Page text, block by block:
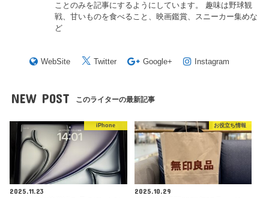
ことのみを記事にするようにしています。 趣味は野球観
戦、甘いものを食べること、映画鑑賞、スニーカー集めな
ど
WebSite Twitter Google+ Instagram
NEW POST このライターの最新記事
iPhone
2025.11.23
お役立ち情報
2025.10.29